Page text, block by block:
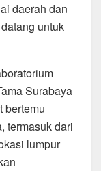
daerah dan
untuk
Surabaya
bertemu
termasuk dari
lumpur